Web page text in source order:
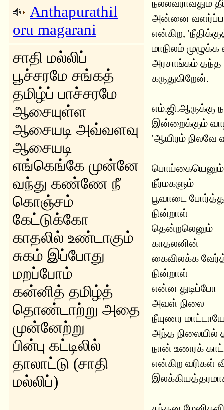
Anthapurathil
oru magarani
சாதி மல்லிப்
பூச்சரமே சங்கத்
தமிழ்ப் பாச்சரமே
ஆசையுள்ள
ஆசையடி அவ்வளவு
ஆசையடி
எங்கெங்கே முன்னே
வந்து கண்ணே நீ
கொஞ்சம்
கேட்டுக்கோ
காதலில் உண்டாகும்
சுகம் இப்போது
மறப்போம்
கன்னித் தமிழ்த்
தொண்டாற்று அதை
முன்னேற்று
பின்பு கட்டிலில்
தாலாட்டு (சாதி
மல்லிப்)
நல்லவராவதும்
அன்னை
என்கிற,
மாநிலம்
அரசாங்கம் தந்த
கருதுகிறேன்.
எம்.ஜி.ஆருக்கு
இன்றைக்கும்
'ஆயிரம் நிலவே
பொய்கையெனும்
நீர்மகளும்
பூவாடை
நின்றாள்
தென்றலெனும்
காதலனின்
கைவிலக்க
நின்றாள்
என்ன துடிப்போ
அவள் நிலை
நீயுணர
அந்த நிலையில்
நான் உணரக்
என்கிற வரிகள்